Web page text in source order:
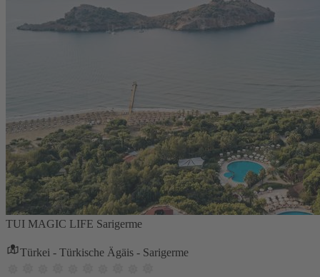
TUI MAGIC LIFE Sarigerme
Türkei - Türkische Ägäis - Sarigerme